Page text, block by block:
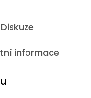
Diskuze
informace